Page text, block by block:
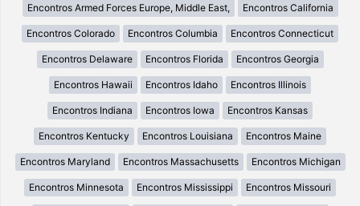
Encontros Armed Forces Europe, Middle East, Encontros California
Encontros Colorado Encontros Columbia Encontros Connecticut
Encontros Delaware Encontros Florida Encontros Georgia
Encontros Hawaii Encontros Idaho Encontros Illinois
Encontros Indiana Encontros Iowa Encontros Kansas
Encontros Kentucky Encontros Louisiana Encontros Maine
Encontros Maryland Encontros Massachusetts Encontros Michigan
Encontros Minnesota Encontros Mississippi Encontros Missouri